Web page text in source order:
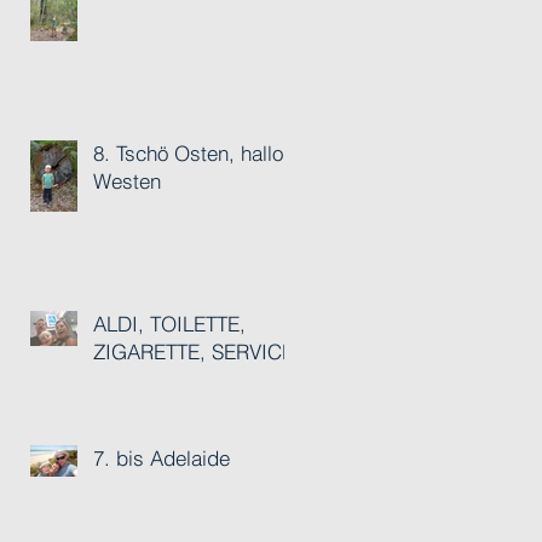
8. Tschö Osten, hallo
Westen
ALDI, TOILETTE,
ZIGARETTE, SERVICE
7. bis Adelaide